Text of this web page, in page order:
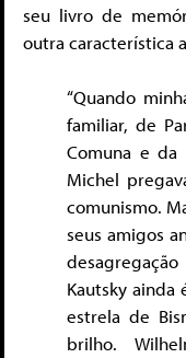
seu livro de
outra característica
“Quando
familiar, de
Comuna e da
Michel
comunismo.
seus amigos
Kautsky ainda
estrela de
brilho.